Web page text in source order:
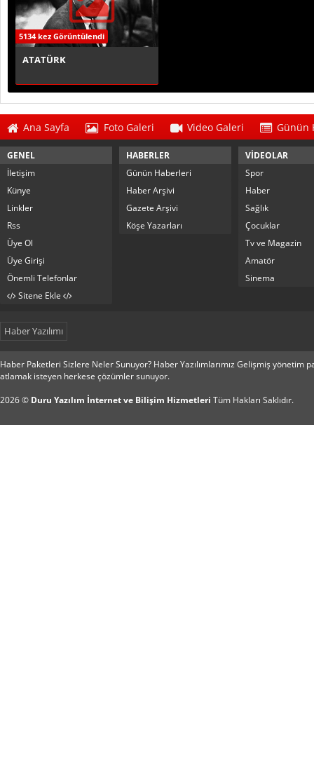
5134 kez Görüntülendi
ATATÜRK
Ana Sayfa Foto Galeri Video Galeri Günün
GENEL
İletişim
Künye
Linkler
Rss
Üye Ol
Üye Girişi
Önemli Telefonlar
Sitene Ekle
HABERLER
Günün Haberleri
Haber Arşivi
Gazete Arşivi
Köşe Yazarları
VİDEOLAR
Spor
Haber
Sağlık
Çocuklar
Tv ve Magazin
Amatör
Sinema
Haber Yazılımı
Haber Paketleri Sizlere Neler Sunuyor? Haber Yazılımlarımız Gelişmiş
atlamak isteyen herkese çözümler sunuyor.
2026 © Duru Yazılım İnternet ve Bilişim Hizmetleri Tüm Hakları Saklıdır.